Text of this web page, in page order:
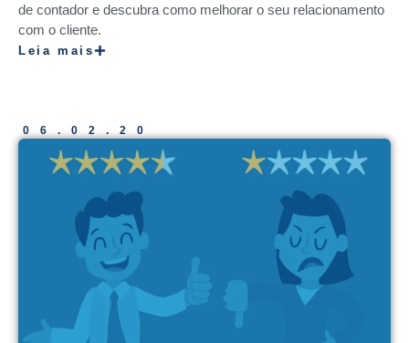
de contador e descubra como melhorar o seu relacionamento
com o cliente.
Leia mais
06.02.20